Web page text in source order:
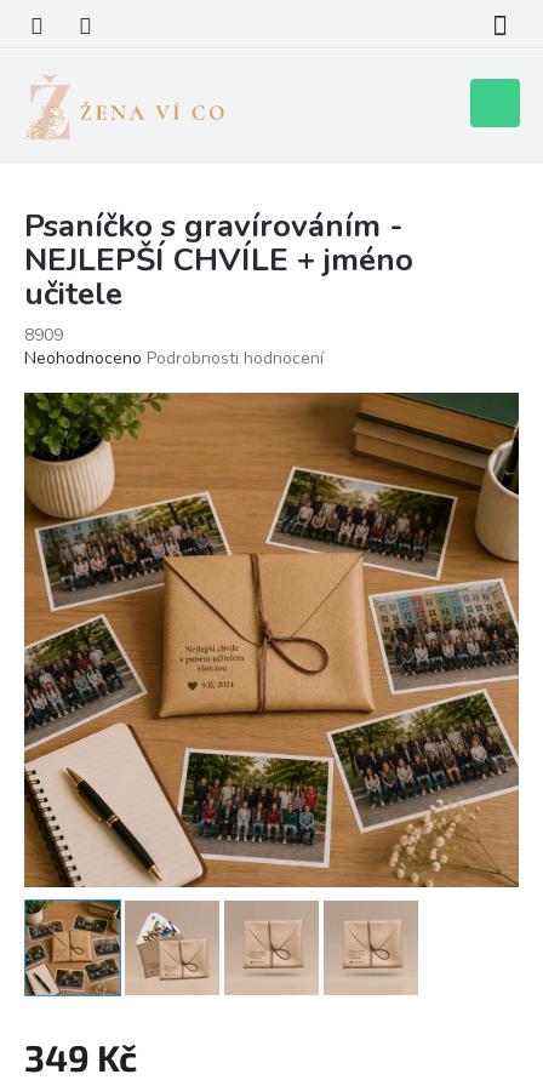
obsah
košík
Psaníčko s gravírováním -
NEJLEPŠÍ CHVÍLE + jméno
učitele
8909
Průměrné
produktu
je
0,0
5
hvězdiček.
Neohodnoceno Podrobnosti hodnocení
349 Kč